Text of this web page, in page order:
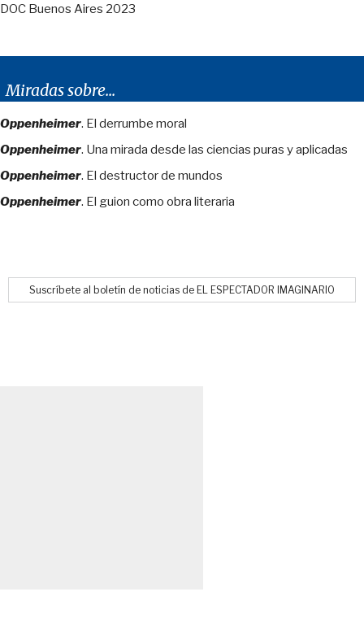
DOC Buenos Aires 2023
Miradas sobre...
Oppenheimer. El derrumbe moral
Oppenheimer. Una mirada desde las ciencias puras y aplicadas
Oppenheimer. El destructor de mundos
Oppenheimer. El guion como obra literaria
Suscríbete al boletín de noticias de EL ESPECTADOR IMAGINARIO